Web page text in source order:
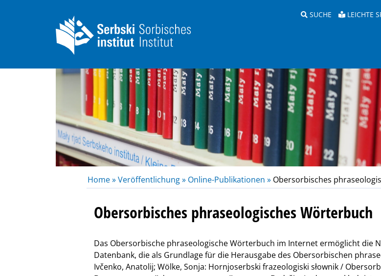
SUCHE LEICHTE
Home »Veröffentlichung » Online-Publikationen » Obersorbisches
Obersorbisches phraseologisches Wörterbuch
Das Obersorbische phraseologische Wörterbuch im Internet ermöglicht die
Datenbank, die als Grundlage für die Herausgabe des Obersorbischen
Ivčenko, Anatolij; Wölke, Sonja: Hornjoserbski frazeologiski słownik /